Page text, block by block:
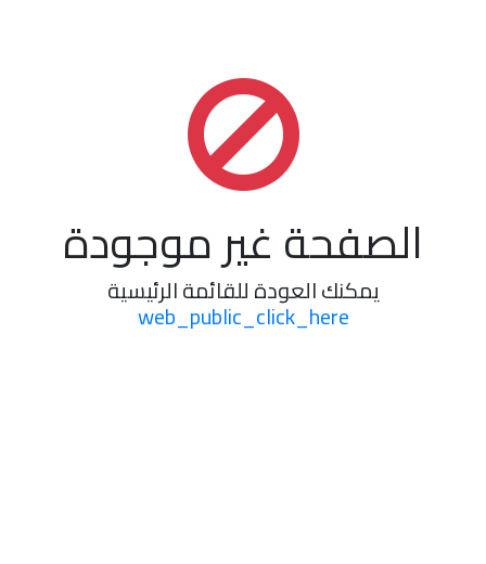
الصفحة غير موجودة
يمكنك العودة للقائمة الرئيسية
web_public_click_here